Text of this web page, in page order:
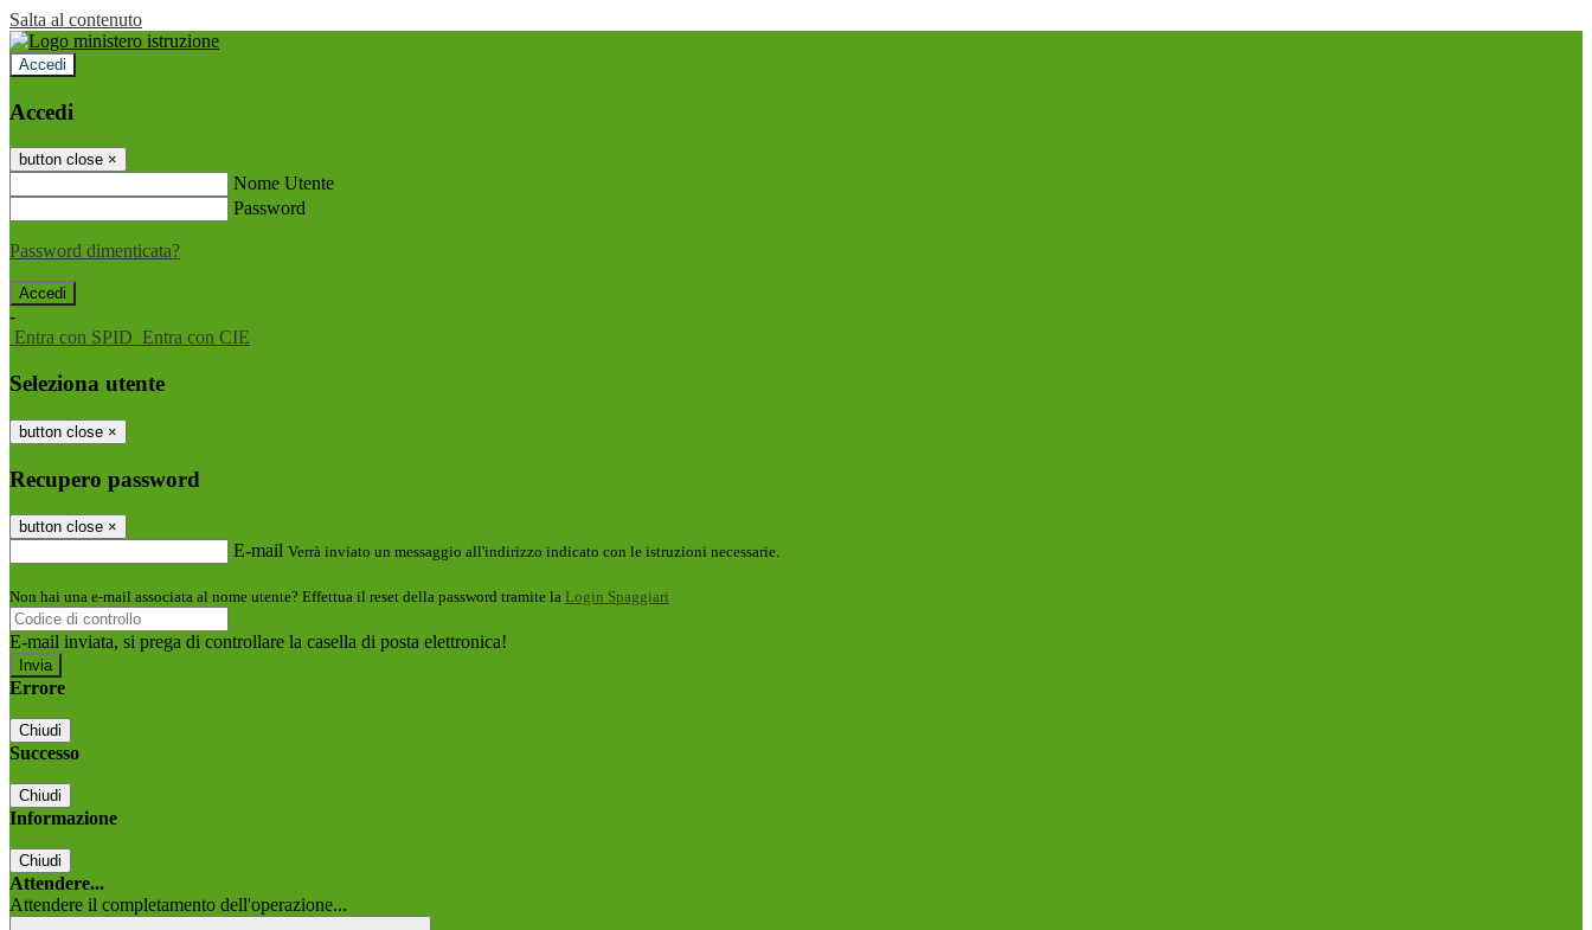
Salta al contenuto
Accedi
Accedi
button close ×
Nome Utente
Password
Password dimenticata?
-
Entra con SPID Entra con CIE
Seleziona utente
button close ×
Recupero password
button close ×
E-mail Verrà inviato un messaggio all'indirizzo indicato con le istruzioni necessarie.
Non hai una e-mail associata al nome utente? Effettua il reset della password tramite la Login Spaggiari
E-mail inviata, si prega di controllare la casella di posta elettronica!
Errore
Chiudi
Successo
Chiudi
Informazione
Chiudi
Attendere...
Attendere il completamento dell'operazione...